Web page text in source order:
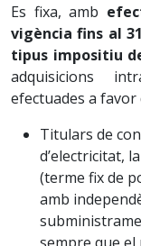
Es fixa, amb
vigència fins al
tipus impositiu
adquisicions
efectuades a favor
Titulars de
d’electricitat,
(terme fix de
amb